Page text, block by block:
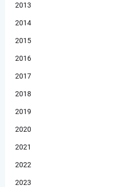
2013
2014
2015
2016
2017
2018
2019
2020
2021
2022
2023